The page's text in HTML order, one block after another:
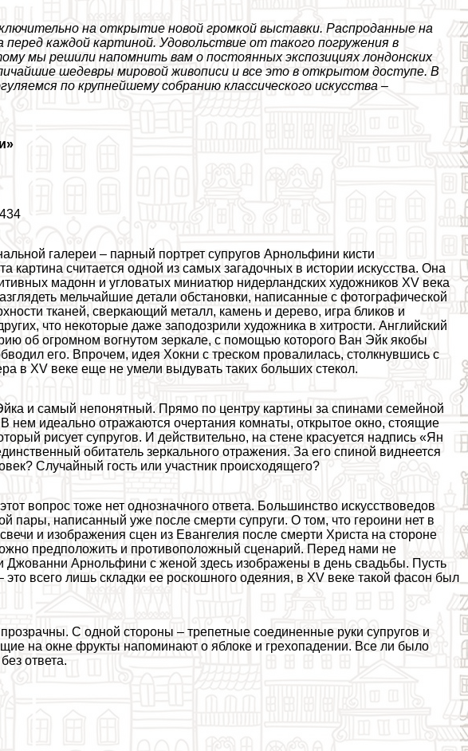
на открытие новой громкой выставки. Распроданные на
каждой картиной. Удовольствие от такого погружения в
мы решили напомнить вам о постоянных экспозициях лондонских
шедевры мировой живописи и все это в открытом доступе. В
по крупнейшему собранию классического искусства –
галереи – парный портрет супругов Арнольфини кисти
картина считается одной из самых загадочных в истории искусства. Она
мадонн и угловатых миниатюр нидерландских художников XV века
мельчайшие детали обстановки, написанные с фотографической
тканей, сверкающий металл, камень и дерево, игра бликов и
что некоторые даже заподозрили художника в хитрости. Английский
об огромном вогнутом зеркале, с помощью которого Ван Эйк якобы
его. Впрочем, идея Хокни с треском провалилась, столкнувшись с
в XV веке еще не умели выдувать таких больших стекол.
и самый непонятный. Прямо по центру картины за спинами семейной
нем идеально отражаются очертания комнаты, открытое окно, стоящие
рисует супругов. И действительно, на стене красуется надпись «Ян
обитатель зеркального отражения. За его спиной виднеется
Случайный гость или участник происходящего?
вопрос тоже нет однозначного ответа. Большинство искусствоведов
пары, написанный уже после cмepти супруги. О том, что героини нет в
и изображения сцен из Евангелия после cмepти Христа на стороне
предположить и противоположный сценарий. Перед нами не
Джованни Арнольфини с женой здесь изображены в день свадьбы. Пусть
всего лишь складки ее роскошного одеяния, в XV веке такой фасон был
С одной стороны – трепетные соединенные руки супругов и
на окне фрукты напоминают о яблоке и грехопадении. Все ли было
ответа.